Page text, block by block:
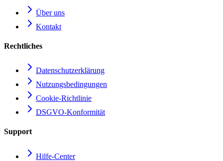
Über uns
Kontakt
Rechtliches
Datenschutzerklärung
Nutzungsbedingungen
Cookie-Richtlinie
DSGVO-Konformität
Support
Hilfe-Center